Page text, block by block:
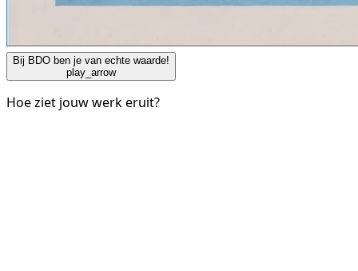
Bij BDO ben je van echte waarde!
play_arrow
Hoe ziet jouw werk eruit?